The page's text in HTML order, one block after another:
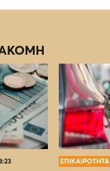
ΕΠΙΚΑΙΡΟΤΗΤΑ